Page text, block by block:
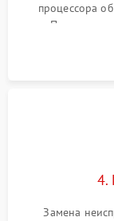
процессора
Проверка
интерфейсов
4.
Замена